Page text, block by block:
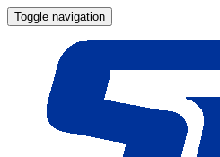
Toggle navigation